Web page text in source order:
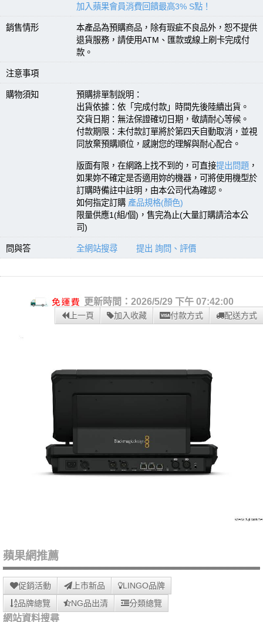
加入蘋果會員消費回饋最高3% S點！
銷售情形
本產品為預購商品，除有瑕疵不良品外，恕不提供
退貨服務，請使用ATM、匯款或線上刷卡完成付
款。
注意事項
購物須知
預購排單制說明：
出貨依據：依「完成付款」時間先後陸續出貨。
交貨日期：無法保證確切日期，敬請耐心等候。
付款期限：未付款訂單將於第四天自動取消，並視
同放棄預購順位，感謝您的理解與耐心配合。
版面有限，在網路上找不到的，可直接提出問題 ，
如果妳不確定是否適用妳的機器，可將使用機型於
訂購時備註中註明，由本公司代為確認。
如何指定訂購 產品規格(顏色)
限量供應1(組/個)，售完為止(大量訂購請洽本公
司)
問與答 全網站搜尋 提出 詢問、評價
更新時間：2026/5/29 下午 07:42:00
上一頁 加入收藏 付款方式 配送方式
蘋果網推薦
促銷活動 上市新品
LINGO品牌
品牌總覽
NG品出清 分類總覽
網站資料搜尋